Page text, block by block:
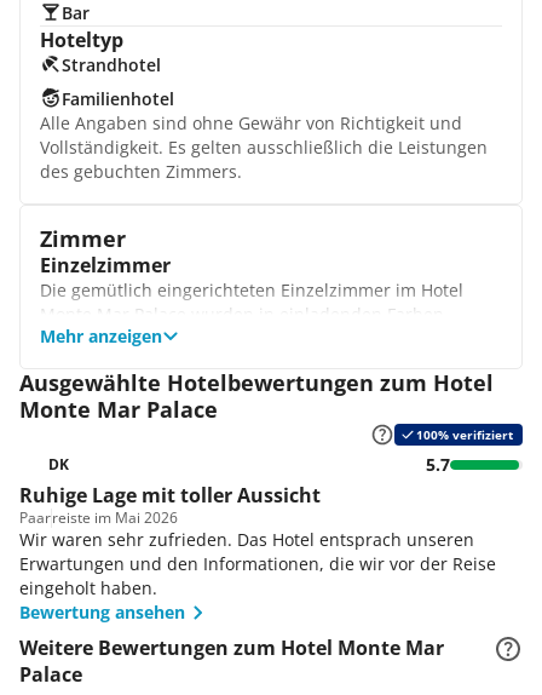
Bar
Hoteltyp
Strandhotel
Familienhotel
Alle Angaben sind ohne Gewähr von Richtigkeit und
Vollständigkeit. Es gelten ausschließlich die Leistungen
des gebuchten Zimmers.
Zimmer
Einzelzimmer
Die gemütlich eingerichteten Einzelzimmer im Hotel
Monte Mar Palace wurden in einladenden Farben
gestaltet und verfügen über zahlreiche
Balkon mit Blick auf die Berge.
Superior Einzelzimmer
Als Gast des Superior Einzelzimmers genießen Sie nicht
nur ein etwas größeres Zimmer, sondern auch den
herrlichen Ausblick auf das glitzernde Meer. Zudem
erwartet Sie das Badezimmer mit Wanne sowie ein
kuscheliger Bademantel.
Superiorzimmer
Im Superiorzimmer erwarten Sie zahlreiche
Annehmlichkeiten, zu denen auch das vollständig
ausgestattete Badezimmer mit Wanne, Föhn und
Kosmetikartikeln gehört. Im Safe verwahren Sie Ihre
Wertsachen und eine Klimaanlage sorgt für angenehme
Mehr anzeigen
Ausgewählte Hotelbewertungen zum Hotel
Monte Mar Palace
100% verifiziert
DK 5.7
Ruhige Lage mit toller Aussicht
Paarreiste im Mai 2026
Wir waren sehr zufrieden. Das Hotel entsprach unseren
Erwartungen und den Informationen, die wir vor der Reise
eingeholt haben.
Bewertung ansehen
Weitere Bewertungen zum Hotel Monte Mar
Palace